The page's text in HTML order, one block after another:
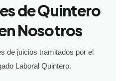
de Quintero
Nosotros
de juicios tramitados por el
Laboral Quintero.